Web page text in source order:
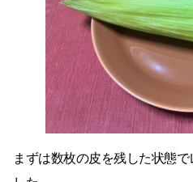
まずは数枚の皮を残した状態